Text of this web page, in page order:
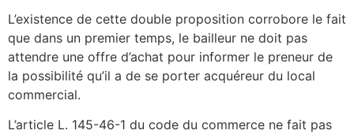
L’existence de cette double proposition corrobore le fait
que dans un premier temps, le bailleur ne doit pas
attendre une offre d’achat pour informer le preneur de
la possibilité qu’il a de se porter acquéreur du local
commercial.
L’article L. 145-46-1 du code du commerce ne fait pas